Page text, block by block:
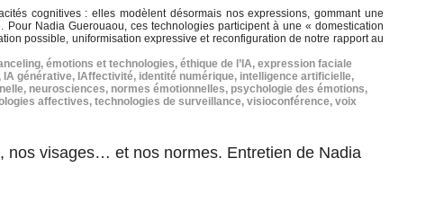
cognitives : elles modèlent désormais nos expressions, gommant une
Nadia Guerouaou, ces technologies participent à une « domestication
possible, uniformisation expressive et reconfiguration de notre rapport au
, émotions et technologies, éthique de l’IA, expression faciale
, IA générative, IAffectivité, identité numérique, intelligence artificielle,
, neurosciences, normes émotionnelles, psychologie des émotions,
affectives, technologies de surveillance, visioconférence, voix
nos visages… et nos normes. Entretien de Nadia